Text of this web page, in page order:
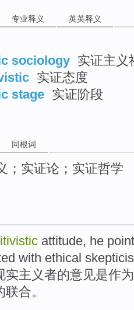
专业释义 英英释义
sociology 实证主义
实证态度
stage 实证阶段
同根词
；实证论；实证哲学
attitude, he
with ethical
实主义者的意见是作为
联合。